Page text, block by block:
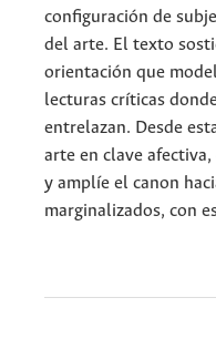
configuración de
del arte. El texto
orientación que
lecturas críticas
entrelazan. Desde
arte en clave
y amplíe el canon
marginalizados, con